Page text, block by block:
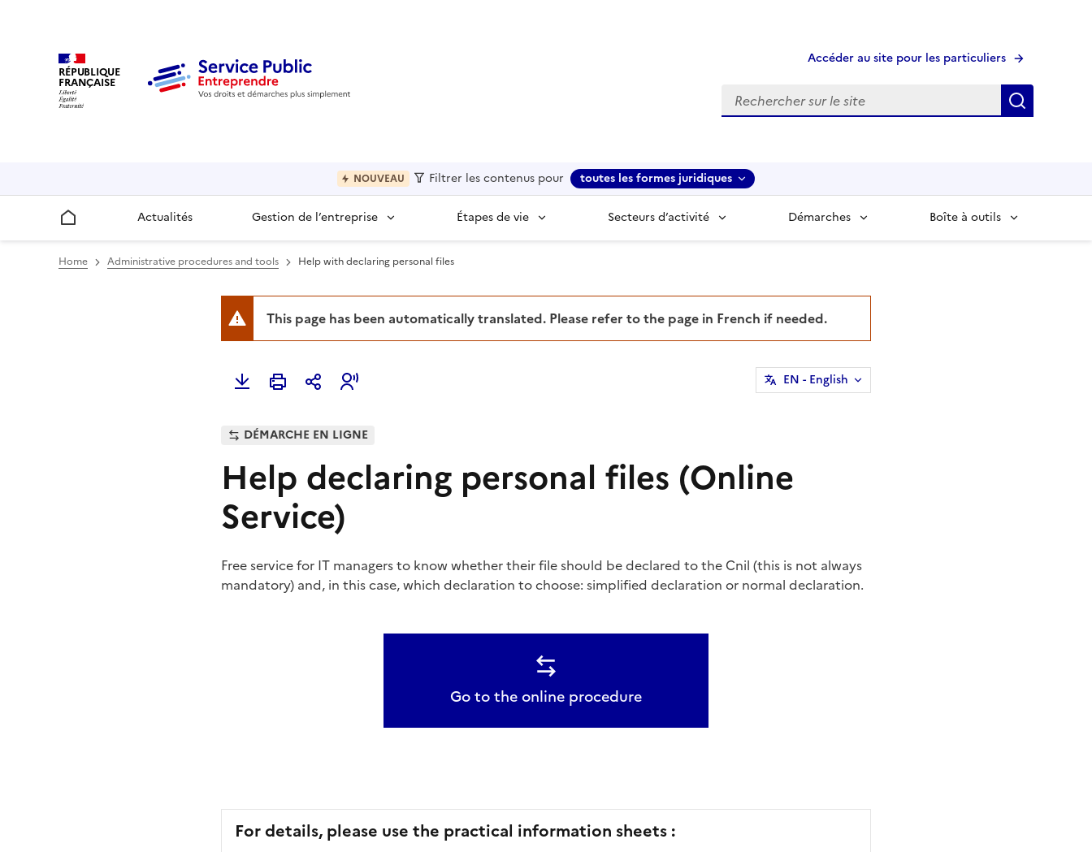
RÉPUBLIQUE
FRANÇAISE
Accéder au site pour les particuliers
Recherche
NOUVEAU Filtrer les contenus pour toutes les formes juridiques
Accueil Actualités Gestion de l’entreprise Étapes de vie Secteurs d’activité Démarches Boîte à outils
Home Administrative procedures and tools Help with declaring personal files
This page has been automatically translated. Please refer to the page in French if needed.
EN - English
DÉMARCHE EN LIGNE
Help declaring personal files (Online
Service)
Free service for IT managers to know whether their file should be declared to the Cnil (this is not always
mandatory) and, in this case, which declaration to choose: simplified declaration or normal declaration.
Go to the online procedure
For details, please use the practical information sheets :